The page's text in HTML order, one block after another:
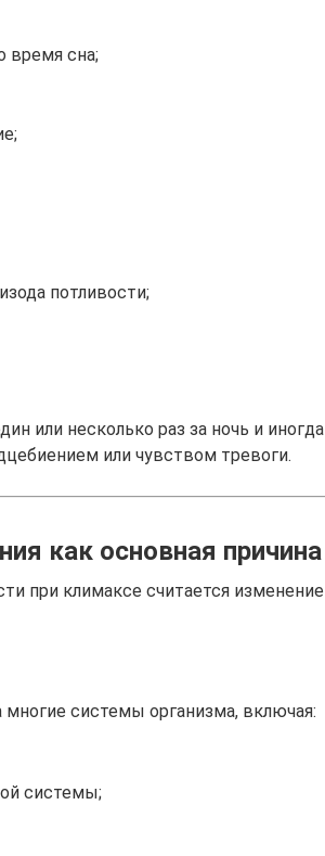
время сна;
потливости;
или несколько раз за ночь и иногда
или чувством тревоги.
как основная причина
при климаксе считается изменение
системы организма, включая:
системы;